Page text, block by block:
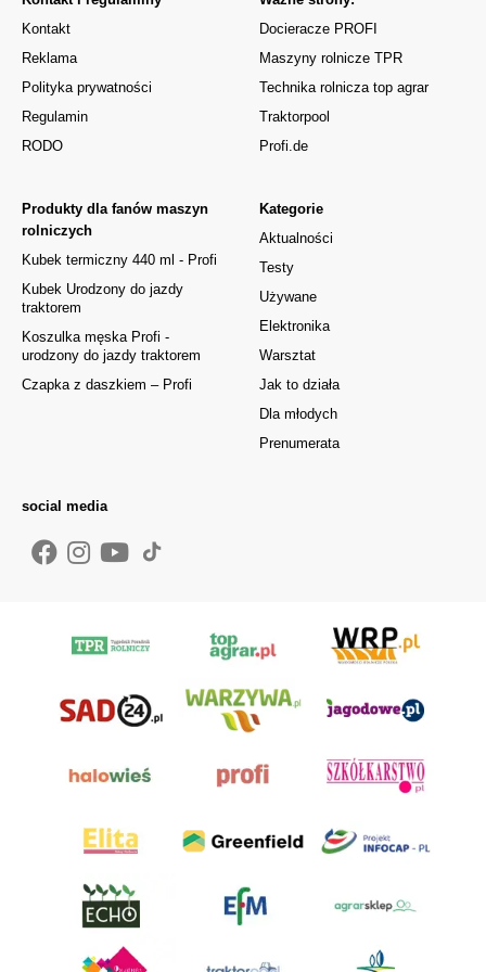
Kontakt
Reklama
Polityka prywatności
Regulamin
RODO
Kategorie
Aktualności
Testy
Używane
Elektronika
Warsztat
Jak to działa
Dla młodych
Prenumerata
Produkty dla fanów maszyn
rolniczych
Kubek termiczny 440 ml - Profi
Kubek Urodzony do jazdy
traktorem
Koszulka męska Profi -
urodzony do jazdy traktorem
Czapka z daszkiem – Profi
Docieracze PROFI
Maszyny rolnicze TPR
Technika rolnicza top agrar
Traktorpool
Profi.de
social media